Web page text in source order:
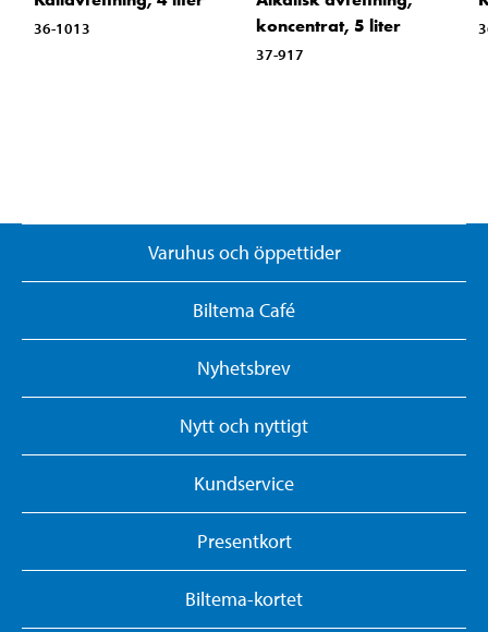
36-1013
koncentrat, 5 liter
37-917
Varuhus och öppettider
Biltema Café
Nyhetsbrev
Nytt och nyttigt
Kundservice
Presentkort
Biltema-kortet